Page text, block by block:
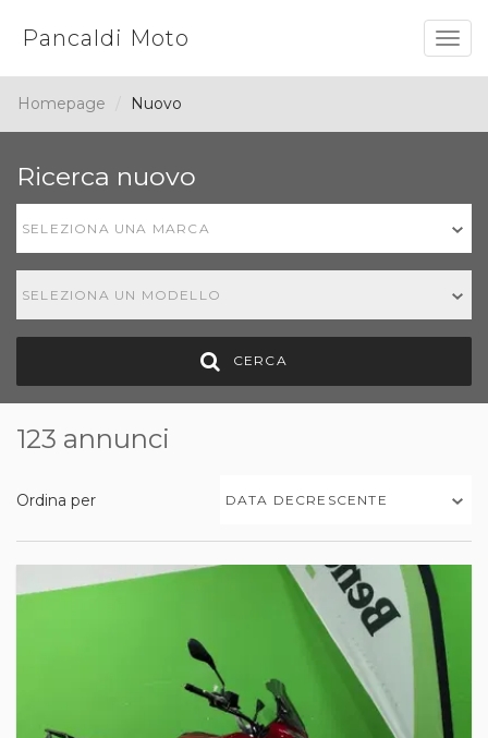
Pancaldi Moto
Homepage Nuovo
Ricerca nuovo
SELEZIONA UNA MARCA
SELEZIONA UN MODELLO
CERCA
123 annunci
Ordina per DATA DECRESCENTE